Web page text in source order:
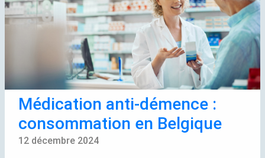
Médication anti-démence :
consommation en Belgique
12 décembre 2024